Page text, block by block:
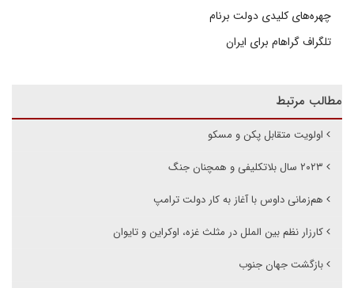
چهره‌های کلیدی دولت برنام
تلگراف گراهام برای ایران
مطالب مرتبط
اولویت متقابل پکن و مسکو
۲۰۲۳ سال بلاتکلیفی و همچنان جنگ
هم‌زمانی داوس با آغاز به کار دولت ترامپ
کارزار نظم بین الملل در مثلث غزه، اوکراین و تایوان
بازگشت جهان جنوب